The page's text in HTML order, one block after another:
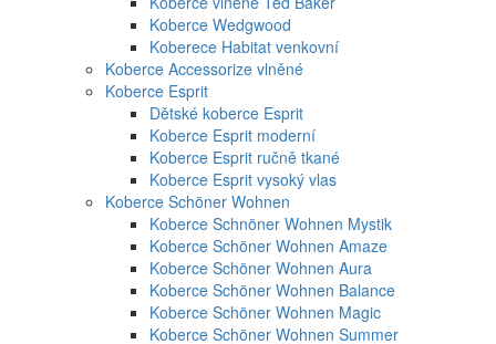
Koberce Wedgwood
Koberece Habitat venkovní
Koberce Accessorize vlněné
Koberce Esprit
Dětské koberce Esprit
Koberce Esprit moderní
Koberce Esprit ručně tkané
Koberce Esprit vysoký vlas
Koberce Schöner Wohnen
Koberce Schnöner Wohnen Mystik
Koberce Schöner Wohnen Amaze
Koberce Schöner Wohnen Aura
Koberce Schöner Wohnen Balance
Koberce Schöner Wohnen Magic
Koberce Schöner Wohnen Summer